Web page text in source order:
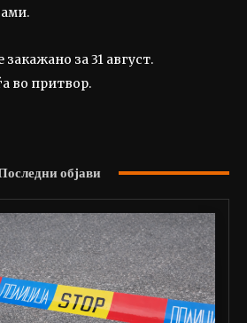
за 31 август.
во притвор.
објави